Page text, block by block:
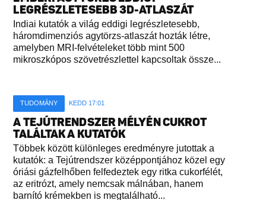
LEGRÉSZLETESEBB 3D-ATLASZÁT
Indiai kutatók a világ eddigi legrészletesebb,
háromdimenziós agytörzs-atlaszát hozták létre,
amelyben MRI-felvételeket több mint 500
mikroszkópos szövetrészlettel kapcsoltak össze...
TUDOMÁNY KEDD 17:01
A TEJÚTRENDSZER MÉLYÉN CUKROT
TALÁLTAK A KUTATÓK
Többek között különleges eredményre jutottak a
kutatók: a Tejútrendszer középpontjához közel egy
óriási gázfelhőben felfedeztek egy ritka cukorfélét,
az eritrózt, amely nemcsak málnában, hanem
barnító krémekben is megtalálható...